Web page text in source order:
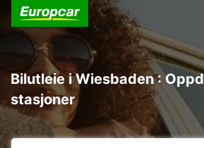
Bilutleie i Wiesbaden :
stasjoner